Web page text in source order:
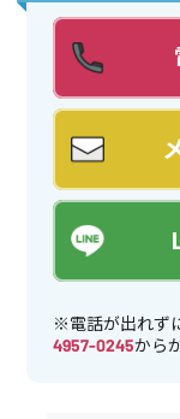
※電話が出れず
4957-0245から